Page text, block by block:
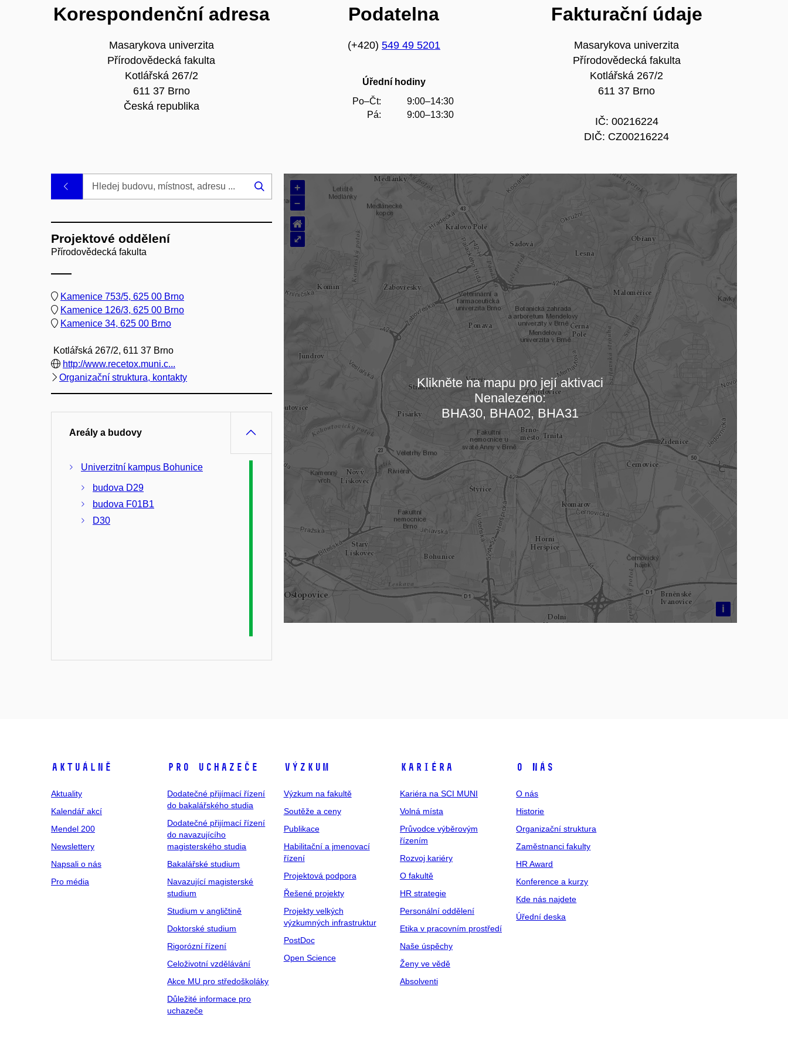
Korespondenční adresa
Masarykova univerzita
Přírodovědecká fakulta
Kotlářská 267/2
611 37 Brno
Česká republika
Podatelna
(+420) 549 49 5201
Úřední hodiny
Po–Čt:
Pá:
9:00–14:30
9:00–13:30
Fakturační údaje
Masarykova univerzita
Přírodovědecká fakulta
Kotlářská 267/2
611 37 Brno
IČ: 00216224
DIČ: CZ00216224
Načítám mapu…
+
–
i
⌂
⤢
Klikněte na mapu pro její aktivaci
Nenalezeno:
BHA30, BHA02, BHA31
Hledej
Projektové oddělení
Přírodovědecká fakulta
Kamenice 753/5, 625 00 Brno
Kamenice 126/3, 625 00 Brno
Kamenice 34, 625 00 Brno
Kotlářská 267/2, 611 37 Brno
http://www.recetox.muni.c...
Organizační struktura, kontakty
Areály a budovy
Univerzitní kampus Bohunice
budova D29
budova F01B1
D30
Aktuálně
Aktuality
Kalendář akcí
Mendel 200
Newslettery
Napsali o nás
Pro média
Pro uchazeče
Dodatečné přijímací řízení
do bakalářského studia
Dodatečné přijímací řízení
do navazujícího
magisterského studia
Bakalářské studium
Navazující magisterské
studium
Studium v angličtině
Doktorské studium
Rigorózní řízení
Celoživotní vzdělávání
Akce MU pro středoškoláky
Důležité informace pro
uchazeče
Výzkum
Výzkum na fakultě
Soutěže a ceny
Publikace
Habilitační a jmenovací
řízení
Projektová podpora
Řešené projekty
Projekty velkých
výzkumných infrastruktur
PostDoc
Open Science
Kariéra
Kariéra na SCI MUNI
Volná místa
Průvodce výběrovým
řízením
Rozvoj kariéry
O fakultě
HR strategie
Personální oddělení
Etika v pracovním prostředí
Naše úspěchy
Ženy ve vědě
Absolventi
O nás
O nás
Historie
Organizační struktura
Zaměstnanci fakulty
HR Award
Konference a kurzy
Kde nás najdete
Úřední deska